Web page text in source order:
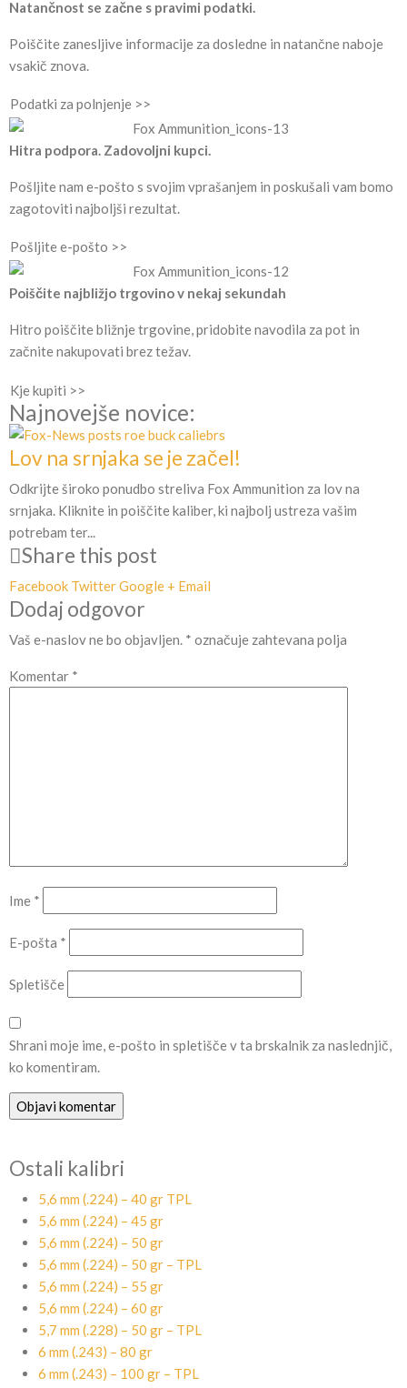
Natančnost se začne s pravimi podatki.
Poiščite zanesljive informacije za dosledne in natančne naboje
vsakič znova.
Podatki za polnjenje >>
Hitra podpora. Zadovoljni kupci.
Pošljite nam e-pošto s svojim vprašanjem in poskušali vam bomo
zagotoviti najboljši rezultat.
Pošljite e-pošto >>
Poiščite najbližjo trgovino v nekaj sekundah
Hitro poiščite bližnje trgovine, pridobite navodila za pot in
začnite nakupovati brez težav.
Kje kupiti >>
Najnovejše novice:
Lov na srnjaka se je začel!
Odkrijte široko ponudbo streliva Fox Ammunition za lov na
srnjaka. Kliknite in poiščite kaliber, ki najbolj ustreza vašim
potrebam ter...
Share this post
Facebook TwitterGoogle + Email
Dodaj odgovor
Vaš e-naslov ne bo objavljen. * označuje zahtevana polja
Komentar *
Ime *
E-pošta *
Spletišče
Shrani moje ime, e-pošto in spletišče v ta brskalnik za naslednjič,
ko komentiram.
Ostali kalibri
5,6 mm (.224) – 40 gr TPL
5,6 mm (.224) – 45 gr
5,6 mm (.224) – 50 gr
5,6 mm (.224) – 50 gr – TPL
5,6 mm (.224) – 55 gr
5,6 mm (.224) – 60 gr
5,7 mm (.228) – 50 gr – TPL
6 mm (.243) – 80 gr
6 mm (.243) – 100 gr – TPL